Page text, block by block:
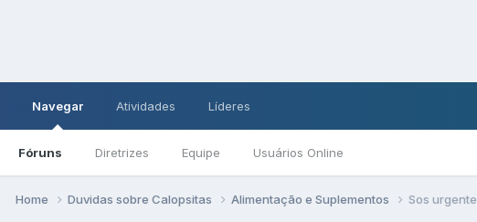
Navegar
Fóruns Diretrizes Equipe Usuários Online
Atividades Líderes
Home Duvidas sobre Calopsitas Alimentação e Suplementos Sos urgente